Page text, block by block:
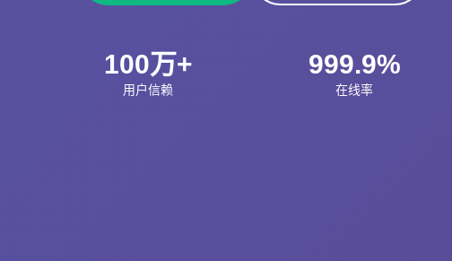
100万+
用户信赖
999.9%
在线率